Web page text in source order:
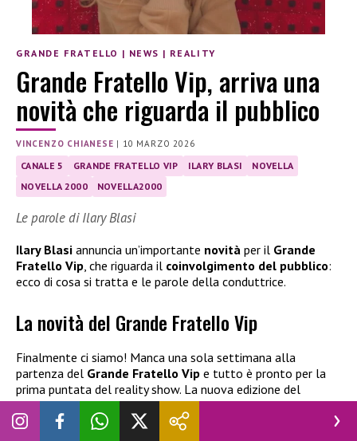
GRANDE FRATELLO | NEWS | REALITY
Grande Fratello Vip, arriva una
novità che riguarda il pubblico
VINCENZO CHIANESE | 10 MARZO 2026
CANALE 5 GRANDE FRATELLO VIP ILARY BLASI
NOVELLA
NOVELLA 2000
NOVELLA2000
Le parole di Ilary Blasi
Ilary Blasi annuncia un’importante novità per il Grande
Fratello Vip, che riguarda il coinvolgimento del pubblico:
ecco di cosa si tratta e le parole della conduttrice.
La novità del Grande Fratello Vip
Finalmente ci siamo! Manca una sola settimana alla
partenza del Grande Fratello Vip e tutto è pronto per la
prima puntata del reality show. La nuova edizione del
programma sarà ricca di novità, a partire dalla conduzione. A
tornare al timone della trasmissione, dopo alcuni anni di